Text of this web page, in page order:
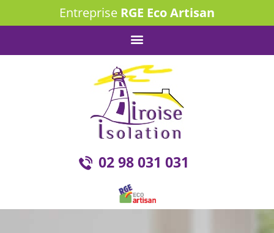
Entreprise RGE Eco Artisan
02 98 031 031